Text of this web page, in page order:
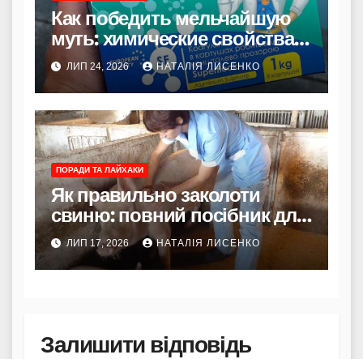
Как победить мельчайшую
муть: химические свойства и
принцип действия
коагулянтов
ЛИП 24, 2026 НАТАЛІЯ ЛИСЕНКО
ПОРАДИ ТА ЛАЙХАКИ
Як правильно заколоти
свиню: повний посібник для
початківців та досвідчених
господарів
ЛИП 17, 2026 НАТАЛІЯ ЛИСЕНКО
Залишити відповідь